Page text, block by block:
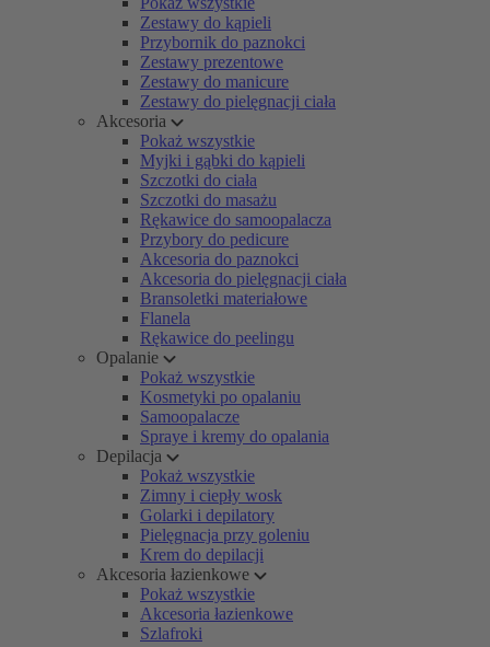
Zestawy do kąpieli
Przybornik do paznokci
Zestawy prezentowe
Zestawy do manicure
Zestawy do pielęgnacji ciała
Akcesoria
Pokaż wszystkie
Myjki i gąbki do kąpieli
Szczotki do ciała
Szczotki do masażu
Rękawice do samoopalacza
Przybory do pedicure
Akcesoria do paznokci
Akcesoria do pielęgnacji ciała
Bransoletki materiałowe
Flanela
Rękawice do peelingu
Opalanie
Pokaż wszystkie
Kosmetyki po opalaniu
Samoopalacze
Spraye i kremy do opalania
Depilacja
Pokaż wszystkie
Zimny i ciepły wosk
Golarki i depilatory
Pielęgnacja przy goleniu
Krem do depilacji
Akcesoria łazienkowe
Pokaż wszystkie
Akcesoria łazienkowe
Szlafroki